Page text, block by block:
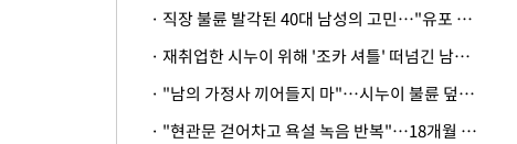
· 직장 불륜 발각된 40대 남성의 고민…"유포 동료 명예훼손·협박죄 고소 가능할까"
· 재취업한 시누이 위해 '조카 셔틀' 떠넘긴 남편…아내 "난 못한다"
· "남의 가정사 끼어들지 마"…시누이 불륜 덮으려는 남편에 억울한 아내
· "현관문 걷어차고 욕설 녹음 반복"…18개월 아기 키우는 집 뒤흔든 '앞집의 비극'